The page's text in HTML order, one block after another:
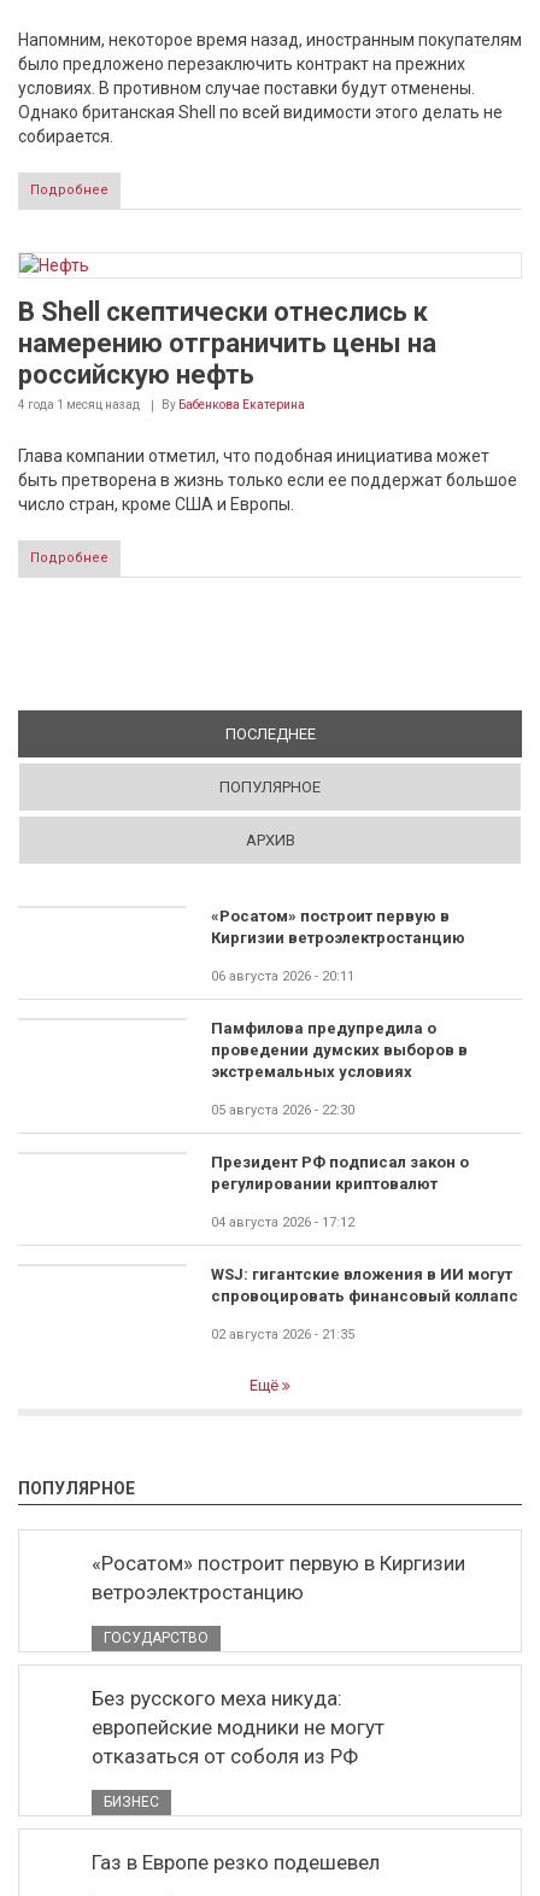
Напомним, некоторое время назад, иностранным покупателям
было предложено перезаключить контракт на прежних
условиях. В противном случае поставки будут отменены.
Однако британская Shell по всей видимости этого делать не
собирается.
Подробнее
В Shell скептически отнеслись к
намерению отграничить цены на
российскую нефть
4 года 1 месяц назад By Бабенкова Екатерина
Глава компании отметил, что подобная инициатива может
быть претворена в жизнь только если ее поддержат большое
число стран, кроме США и Европы.
Подробнее
ПОСЛЕДНЕЕ(АКТИВНАЯ ВКЛАДКА)
ПОПУЛЯРНОЕ
АРХИВ
«Росатом» построит первую в
Киргизии ветроэлектростанцию
06 августа 2026 - 20:11
Памфилова предупредила о
проведении думских выборов в
экстремальных условиях
05 августа 2026 - 22:30
Президент РФ подписал закон о
регулировании криптовалют
04 августа 2026 - 17:12
WSJ: гигантские вложения в ИИ могут
спровоцировать финансовый коллапс
02 августа 2026 - 21:35
Ещё
ПОПУЛЯРНОЕ
«Росатом» построит первую в Киргизии
ветроэлектростанцию
ГОСУДАРСТВО
Без русского меха никуда:
европейские модники не могут
отказаться от соболя из РФ
БИЗНЕС
Газ в Европе резко подешевел